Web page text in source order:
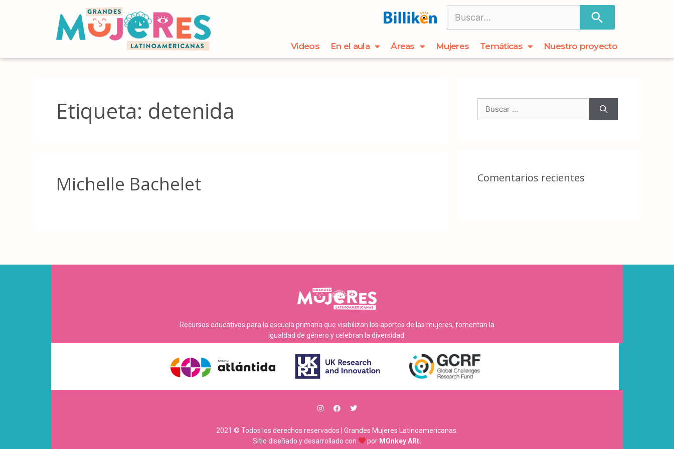
Videos En el aula Áreas Mujeres Temáticas Nuestro proyecto
Etiqueta: detenida
Michelle Bachelet Comentarios recientes
Recursos educativos para la escuela primaria que visibilizan los aportes de las mujeres, fomentan la
igualdad de género y celebran la diversidad.
2021 © Todos los derechos reservados | Grandes Mujeres Latinoamericanas.
Sitio diseñado y desarrollado con
por MOnkey ARt.